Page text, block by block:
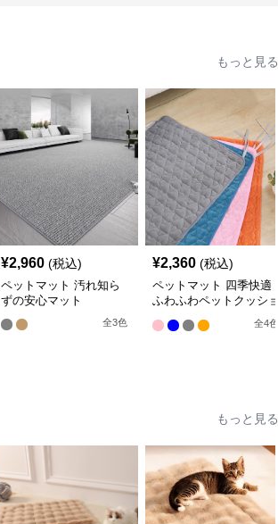
もっと見る
¥2,960 (税込)
ペットマット 汚れ知ら
ずの安心マット
全3色
¥2,360 (税込)
ペットマット 四季快適
ふわふわペットクッショ
全4色
もっと見る